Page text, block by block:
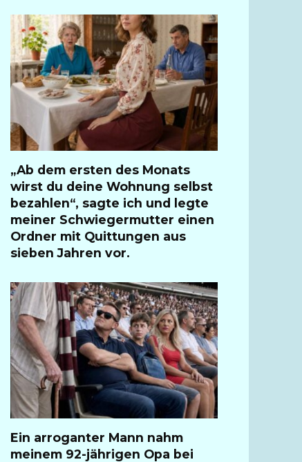
„Ab dem ersten des Monats
wirst du deine Wohnung selbst
bezahlen“, sagte ich und legte
meiner Schwiegermutter einen
Ordner mit Quittungen aus
sieben Jahren vor.
Ein arroganter Mann nahm
meinem 92-jährigen Opa bei